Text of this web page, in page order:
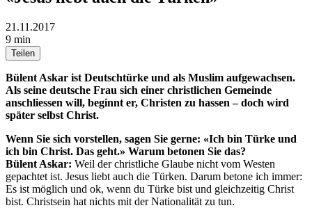
21.11.2017
9 min
Teilen
Bülent Askar ist Deutschtürke und als Muslim aufgewachsen.
Als seine deutsche Frau sich einer christlichen Gemeinde
anschliessen will, beginnt er, Christen zu hassen – doch wird
später selbst Christ.
Wenn Sie sich vorstellen, sagen Sie gerne: «Ich bin Türke und
ich bin Christ. Das geht.» Warum betonen Sie das?
Bülent Askar: Weil der christliche Glaube nicht vom Westen
gepachtet ist. Jesus liebt auch die Türken. Darum betone ich immer:
Es ist möglich und ok, wenn du Türke bist und gleichzeitig Christ
bist. Christsein hat nichts mit der Nationalität zu tun.